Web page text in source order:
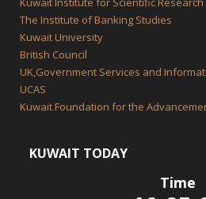
The Institute of Banking Studies
Kuwait University
British Council
UK,Government Services and
UCAS
Kuwait Foundation for the
KUWAIT TODAY
Time